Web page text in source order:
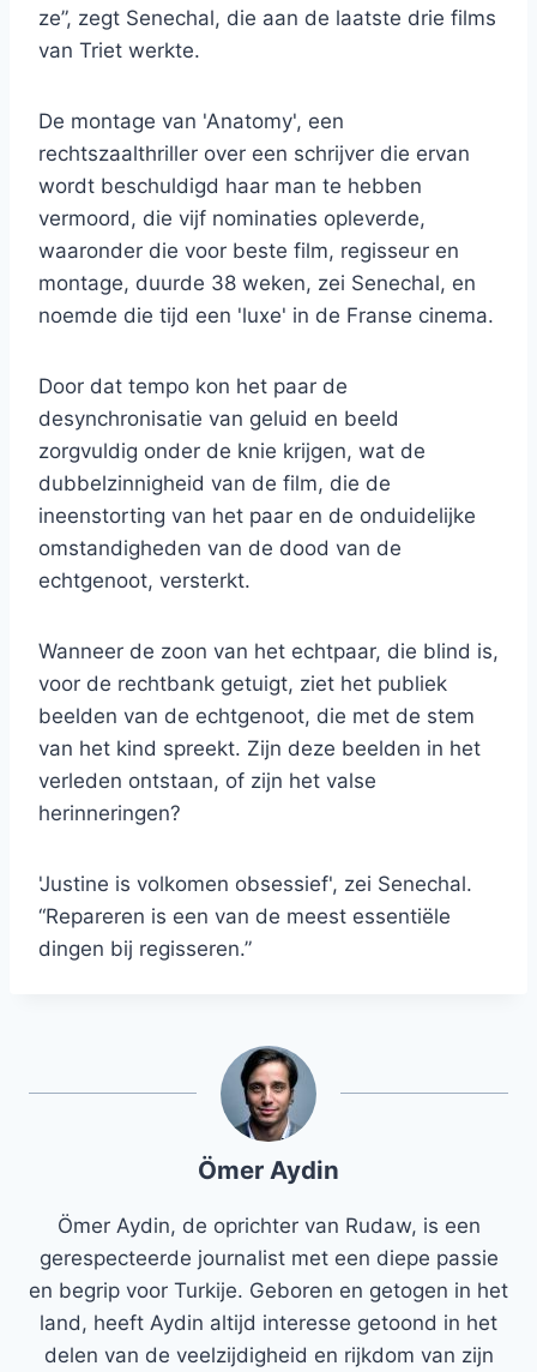
ze”, zegt Senechal, die aan de laatste drie films
van Triet werkte.
De montage van 'Anatomy', een
rechtszaalthriller over een schrijver die ervan
wordt beschuldigd haar man te hebben
vermoord, die vijf nominaties opleverde,
waaronder die voor beste film, regisseur en
montage, duurde 38 weken, zei Senechal, en
noemde die tijd een 'luxe' in de Franse cinema.
Door dat tempo kon het paar de
desynchronisatie van geluid en beeld
zorgvuldig onder de knie krijgen, wat de
dubbelzinnigheid van de film, die de
ineenstorting van het paar en de onduidelijke
omstandigheden van de dood van de
echtgenoot, versterkt.
Wanneer de zoon van het echtpaar, die blind is,
voor de rechtbank getuigt, ziet het publiek
beelden van de echtgenoot, die met de stem
van het kind spreekt. Zijn deze beelden in het
verleden ontstaan, of zijn het valse
herinneringen?
'Justine is volkomen obsessief', zei Senechal.
“Repareren is een van de meest essentiële
dingen bij regisseren.”
Ömer Aydin
Ömer Aydin, de oprichter van Rudaw, is een
gerespecteerde journalist met een diepe passie
en begrip voor Turkije. Geboren en getogen in het
land, heeft Aydin altijd interesse getoond in het
delen van de veelzijdigheid en rijkdom van zijn